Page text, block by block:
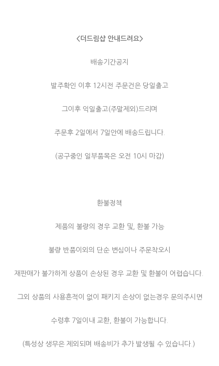
<더드림샵 안내드려요>
배송기간공지
발주확인 이후 12시전 주문건은 당일출고
그이후 익일출고(주말제외)드리며
주문후 2일에서 7일안에 배송드립니다.
(공구중인 일부품목은 오전 10시 마감)
환불정책
제품의 불량의 경우 교환 및, 환불 가능
불량 반품이외의 단순 변심이나 주문착오시
재판매가 불가하게 상품이 손상된 경우 교환 및 환불이 어렵습니다.
그외 상품의 사용흔적이 없이 패키지 손상이 없는경우 문의주시면
수령후 7일이내 교환, 환불이 가능합니다.
(특성상 생무은 제외되며 배송비가 추가 발생될 수 있습니다.)